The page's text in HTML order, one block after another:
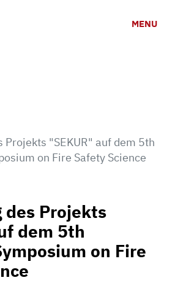
MENU
Projekts "SEKUR" auf dem 5th
on Fire Safety Science
Projekts
dem 5th
on Fire